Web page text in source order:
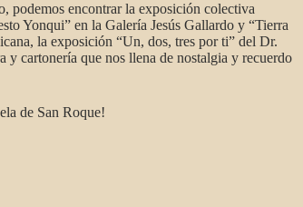
podemos encontrar la exposición colectiva
Yonqui” en la Galería Jesús Gallardo y “Tierra
la exposición “Un, dos, tres por ti” del Dr.
cartonería que nos llena de nostalgia y recuerdo
de San Roque!